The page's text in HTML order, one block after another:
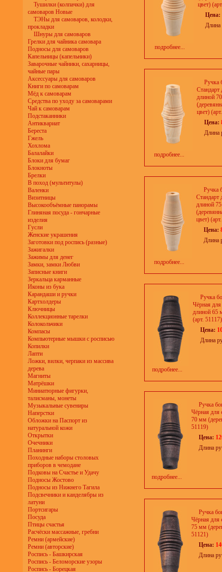
Тушилки (колпачки) для
самоваров Новые
ТЭНы для самоваров, колодки,
прокладки
Шнуры для самоваров
Грелки для чайника самовара
Подносы для самоваров
Капельницы (капельники)
Заварочные чайники, сахарницы,
чайные пары
Аксессуары для самоваров
Книги по самоварам
Мёд к самоварам
Средства по уходу за самоварами
Чай к самоварам
Подстаканники
Антиквариат
Береста
Гжель
Хохлома
Балалайки
Блоки для бумаг
Блокноты
Брелки
В поход (мультитулы)
Валенки
Визитницы
Высокообъёмные панорамы
Глиняная посуда - гончарные
изделия
Гусли
Женские украшения
Заготовки под роспись (разные)
Зажигалки
Зажимы для денег
Замки, замки Любви
Записные книги
Зеркальца карманные
Иконы из бука
Карандаши и ручки
Картхолдеры
Ключницы
Коллекционные тарелки
Колокольчики
Компасы
Компьютерные мышки с росписью
Копилки
Лапти
Ложки, вилки, черпаки из массива
дерева
Магниты
Матрёшки
Миниатюрные фигурки,
талисманы, монеты
Музыкальные сувениры
Наперстки
Обложки на Паспорт из
натуральной кожи
Открытки
Очечники
Планинги
Походные наборы столовых
приборов в чемодане
Подковы на Счастье и Удачу
Подносы Жостово
Подносы из Нижнего Тагила
Подсвечники и канделябры из
латуни
Портсигары
Посуда
Птицы счастья
Расчёски массажные, гребни
Ремни (армейские)
Ремни (авторские)
Роспись - Башкирская
Роспись - Беломорские узоры
Роспись - Борецкая
подробнее...
цвет)
Цена:
Длина
подробнее...
Ручка
Стандарт
длиной
цвет)
Цена:
Длина
подробнее...
Ручка
Стандарт
длиной
цвет)
Цена:
Длина
подробнее...
Ручка
Чёрная для
длиной 65
(арт. 51117)
Цена:
Длина
подробнее...
Ручка
Чёрная для
70 мм
51119)
Цена:
Длина
Ручка
Чёрная для
75 мм
51121)
Цена:
Длина